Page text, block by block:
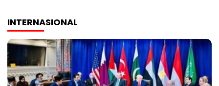
INTERNASIONAL